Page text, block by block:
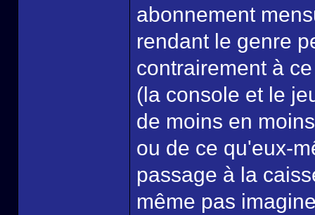
abonnement
rendant le genre
contrairement à
(la console et le
de moins en
ou de ce qu'eux-
passage à la
même pas